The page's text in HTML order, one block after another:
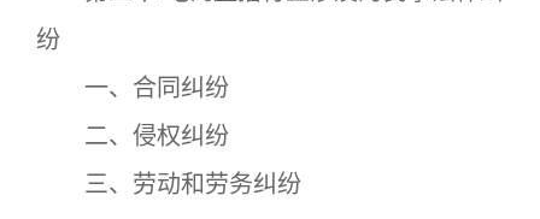
纷
一、合同纠纷
二、侵权纠纷
三、劳动和劳务纠纷